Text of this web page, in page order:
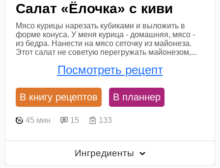
Салат «Ёлочка» с киви
Мясо курицы нарезать кубиками и выложить в
форме конуса. У меня курица - домашняя, мясо -
из бедра. Нанести на мясо сеточку из майонеза.
Этот салат не советую перегружать майонезом,...
Посмотреть рецепт
В книгу рецептов В планнер
45 мин 15 133
Ингредиенты